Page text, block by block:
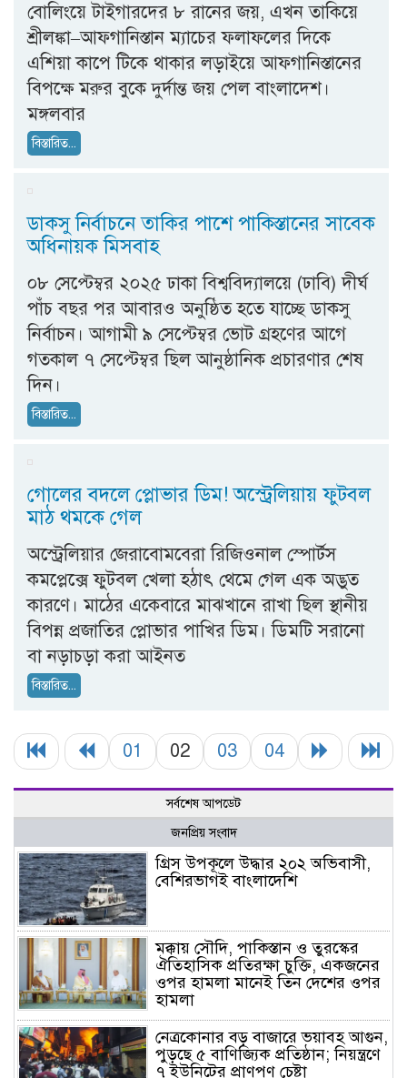
বোলিংয়ে টাইগারদের ৮ রানের জয়, এখন তাকিয়ে
শ্রীলঙ্কা–আফগানিস্তান ম্যাচের ফলাফলের দিকে
এশিয়া কাপে টিকে থাকার লড়াইয়ে আফগানিস্তানের
বিপক্ষে মরুর বুকে দুর্দান্ত জয় পেল বাংলাদেশ।
মঙ্গলবার
বিস্তারিত...
ডাকসু নির্বাচনে তাকির পাশে পাকিস্তানের সাবেক
অধিনায়ক মিসবাহ
০৮ সেপ্টেম্বর ২০২৫ ঢাকা বিশ্ববিদ্যালয়ে (ঢাবি) দীর্ঘ
পাঁচ বছর পর আবারও অনুষ্ঠিত হতে যাচ্ছে ডাকসু
নির্বাচন। আগামী ৯ সেপ্টেম্বর ভোট গ্রহণের আগে
গতকাল ৭ সেপ্টেম্বর ছিল আনুষ্ঠানিক প্রচারণার শেষ
দিন।
বিস্তারিত...
গোলের বদলে প্লোভার ডিম! অস্ট্রেলিয়ায় ফুটবল
মাঠ থমকে গেল
অস্ট্রেলিয়ার জেরাবোমবেরা রিজিওনাল স্পোর্টস
কমপ্লেক্সে ফুটবল খেলা হঠাৎ থেমে গেল এক অদ্ভুত
কারণে। মাঠের একেবারে মাঝখানে রাখা ছিল স্থানীয়
বিপন্ন প্রজাতির প্লোভার পাখির ডিম। ডিমটি সরানো
বা নড়াচড়া করা আইনত
বিস্তারিত...
01 02 03 04
সর্বশেষ আপডেট
জনপ্রিয় সংবাদ
গ্রিস উপকূলে উদ্ধার ২০২ অভিবাসী,
বেশিরভাগই বাংলাদেশি
মক্কায় সৌদি, পাকিস্তান ও তুরস্কের
ঐতিহাসিক প্রতিরক্ষা চুক্তি, একজনের
ওপর হামলা মানেই তিন দেশের ওপর
হামলা
নেত্রকোনার বড় বাজারে ভয়াবহ আগুন,
পুড়ছে ৫ বাণিজ্যিক প্রতিষ্ঠান; নিয়ন্ত্রণে
৭ ইউনিটের প্রাণপণ চেষ্টা